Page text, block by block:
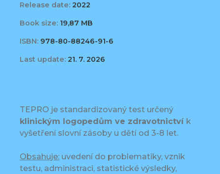
Release date: 2022
Book size: 19,87 MB
ISBN: 978-80-88246-91-6
Last update: 21. 7. 2026
TEPRO je standardizovaný test určený
klinickým logopedům ve zdravotnictví k
vyšetření slovní zásoby u dětí od 3-8 let.
Obsahuje: uvedení do problematiky, vznik
testu, administraci, statistické výsledky,